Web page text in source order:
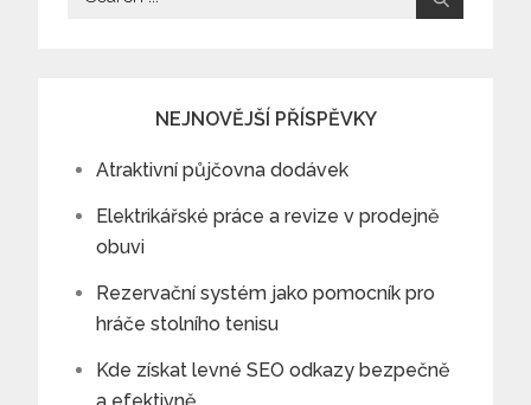
NEJNOVĚJŠÍ PŘÍSPĚVKY
Atraktivní půjčovna dodávek
Elektrikářské práce a revize v prodejně
obuvi
Rezervační systém jako pomocník pro
hráče stolního tenisu
Kde získat levné SEO odkazy bezpečně